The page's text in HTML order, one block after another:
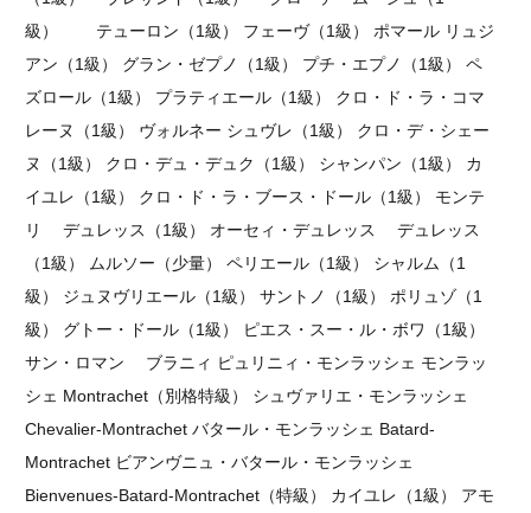
級） テューロン（1級） フェーヴ（1級） ポマール リュジ
アン（1級） グラン・ゼプノ（1級） プチ・エプノ（1級） ペ
ズロール（1級） プラティエール（1級） クロ・ド・ラ・コマ
レーヌ（1級） ヴォルネー シュヴレ（1級） クロ・デ・シェー
ヌ（1級） クロ・デュ・デュク（1級） シャンパン（1級） カ
イユレ（1級） クロ・ド・ラ・ブース・ドール（1級） モンテ
リ デュレッス（1級） オーセィ・デュレッス デュレッス
（1級） ムルソー（少量） ペリエール（1級） シャルム（1
級） ジュヌヴリエール（1級） サントノ（1級） ポリュゾ（1
級） グトー・ドール（1級） ピエス・スー・ル・ボワ（1級）
サン・ロマン ブラニィ ピュリニィ・モンラッシェ モンラッ
シェ Montrachet（別格特級） シュヴァリエ・モンラッシェ
Chevalier-Montrachet バタール・モンラッシェ Batard-
Montrachet ビアンヴニュ・バタール・モンラッシェ
Bienvenues-Batard-Montrachet（特級） カイユレ（1級） アモ